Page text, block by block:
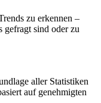
zu erkennen –
gefragt sind oder zu
aller Statistiken
auf genehmigten